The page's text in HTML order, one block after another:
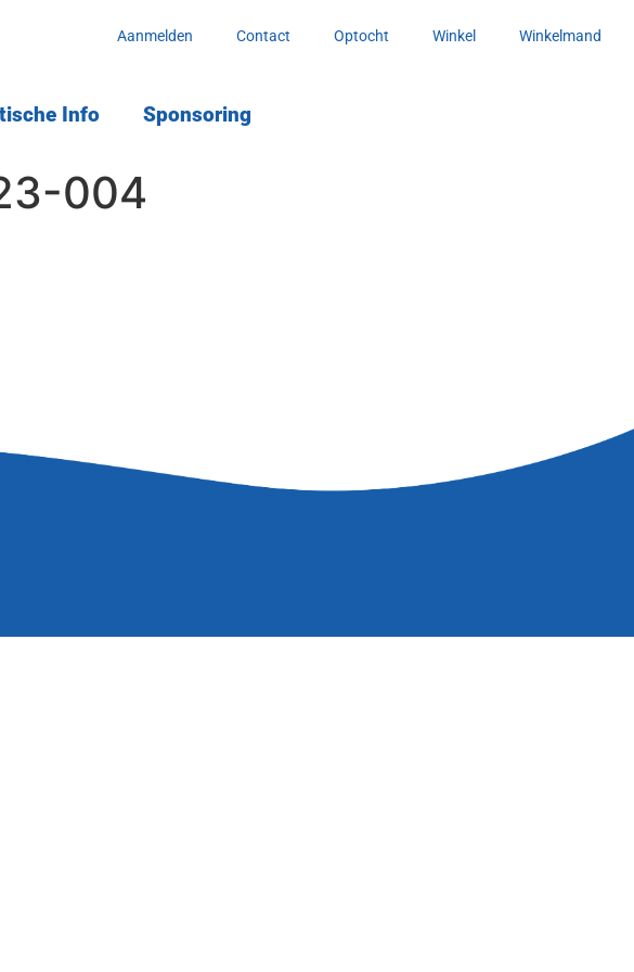
Aanmelden Contact Optocht Winkel Winkelmand
Info Sponsoring
004